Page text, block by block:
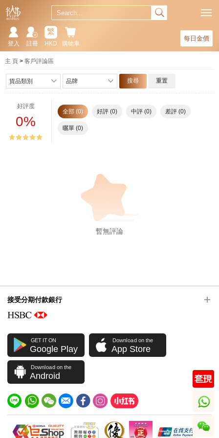
每日金價
購物車
繁
HKD
註冊
登入
主 頁 客戶評論區
貨品類別 品牌 搜尋 重置
好評度
0%
全部 (0) 好評 (0) 中評 (0) 差評 (0)
曬單 (0)
暫無評論
接受分期付款銀行
GET IT ON
Google Play
Download on the
App Store
Download on the
Android
whatsapp